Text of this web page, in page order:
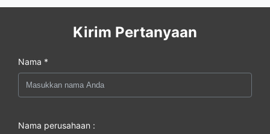
Kirim Pertanyaan
Nama *
Nama perusahaan :